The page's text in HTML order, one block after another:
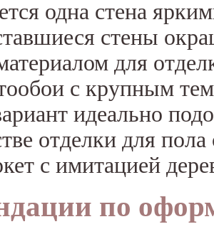
одна стена
стены
для
с крупным
идеально
отделки для
с имитацией
по